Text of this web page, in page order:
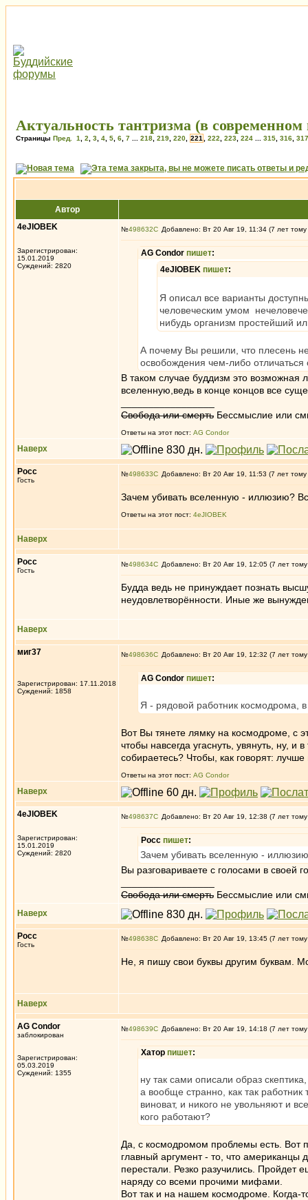
Актуальность тантризма (в современном
Страницы Пред. 1 2 3 4 5 6 7 218 219 220 221 222 223 224 315 316 317
Автор
4eJIOBEK
Зарегистрирован:
15.01.2019
Суждений: 2820
№498632 Добавлено: Вт 20 Авг 19, 11:34 (7 лет тому
AG Condor пишет:
4eJIOBEK пишет:
Я описал все варианты
человеческим умом
нибудь организм простейший
А почему Вы решили, что плесень
освобождения чем-либо
В таком случае буддизм это возможная
вселенную,ведь в конце концов все
Свобода или смерть Бессмыслие или
Ответы на этот пост: AG Condor
Наверх
Росс
Гость
№498633 Добавлено: Вт 20 Авг 19, 11:53 (7 лет тому
Зачем убивать вселенную - иллюзию?
Ответы на этот пост: 4eJIOBEK
Наверх
Росс
Гость
№498634 Добавлено: Вт 20 Авг 19, 12:05 (7 лет
Будда ведь не принуждает познать
неудовлетворённости. Иные же
Наверх
миг37
Зарегистрирован: 17.11.2018
Суждений: 1858
№498636 Добавлено: Вт 20 Авг 19, 12:32 (7 лет
AG Condor пишет:
Я - рядовой работник космодрома,
Вот Вы тянете лямку на космодроме, с
чтобы навсегда угаснуть, увянуть, ну,
собираетесь? Чтобы, как говорят:
Ответы на этот пост: AG Condor
Наверх
4eJIOBEK
Зарегистрирован:
15.01.2019
Суждений: 2820
№498637 Добавлено: Вт 20 Авг 19, 12:38 (7 лет
Росс пишет:
Зачем убивать вселенную -
Вы разговариваете с голосами в своей
Свобода или смерть Бессмыслие или
Наверх
Росс
Гость
№498638 Добавлено: Вт 20 Авг 19, 13:45 (7 лет
Не, я пишу свои буквы другим буквам.
Наверх
AG Condor
заблокирован
Зарегистрирован:
05.03.2019
Суждений: 1355
№498639 Добавлено: Вт 20 Авг 19, 14:18 (7 лет
Хатор пишет:
ну так сами описали образ
а вообще странно, как так
виноват, и никого не увольняют и
кого работают?
Да, с космодромом проблемы есть. Вот
главный аргумент - то, что
перестали. Резко разучились. Пройдет
наряду со всеми прочими мифами.
Вот так и на нашем космодроме. Когда-